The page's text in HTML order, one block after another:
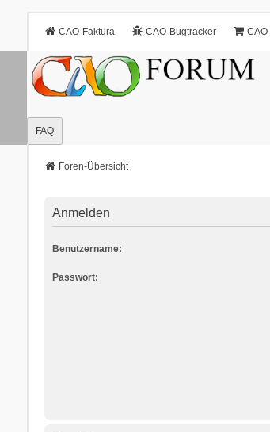
CAO-Faktura CAO-Bugtracker
FAQ
Foren-Übersicht
Anmelden
Benutzername:
Passwort: